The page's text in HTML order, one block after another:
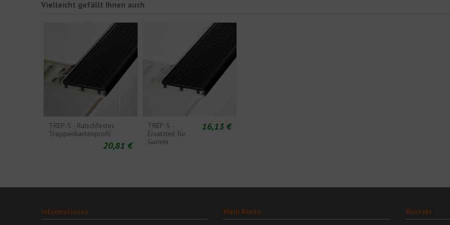
Vielleicht gefällt Ihnen auch
TREP-S - Rutschfestes
Treppenkantenprofil
20,81 €
TREP-S -
Ersatzteil für
Gummi
16,13 €
Informationen Mein Konto Kontakt